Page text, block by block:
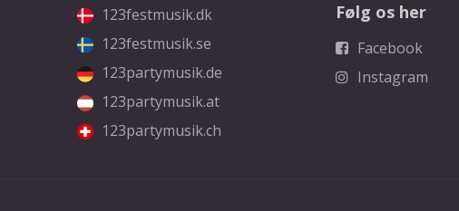
123festmusik.dk
123festmusik.se
123partymusik.de
123partymusik.at
123partymusik.ch
Følg os her
Facebook
Instagram